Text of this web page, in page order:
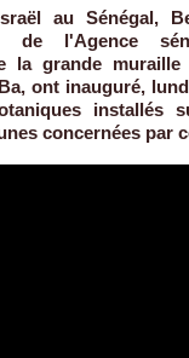
au Sénégal,
de l'Agence
la grande muraille
ont inauguré,
installés
concernées par